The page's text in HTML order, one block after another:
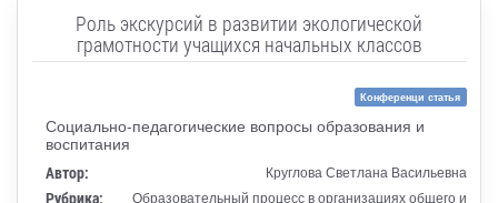
Роль экскурсий в развитии экологической
грамотности учащихся начальных классов
Конференци статья
Социально-педагогические вопросы образования и
воспитания
Автор: Круглова Светлана Васильевна
Рубрика:
Образовательный процесс в организациях общего и